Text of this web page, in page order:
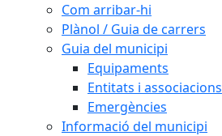
Com arribar-hi
Plànol / Guia de carrers
Guia del municipi
Equipaments
Entitats i associacions
Emergències
Informació del municipi